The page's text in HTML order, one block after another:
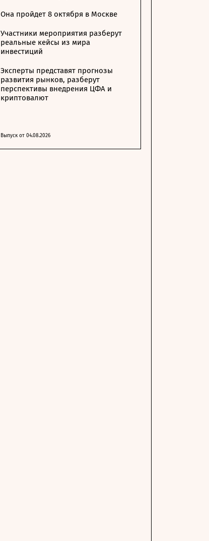
Она пройдет 8 октября в Москве
Участники мероприятия разберут
реальные кейсы из мира
инвестиций
Эксперты представят прогнозы
развития рынков, разберут
перспективы внедрения ЦФА и
криптовалют
Выпуск от 04.08.2026